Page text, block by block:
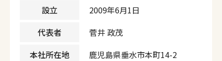
設立
2009年6月1日
代表者
菅井 政茂
本社所在地
鹿児島県垂水市本町14-2